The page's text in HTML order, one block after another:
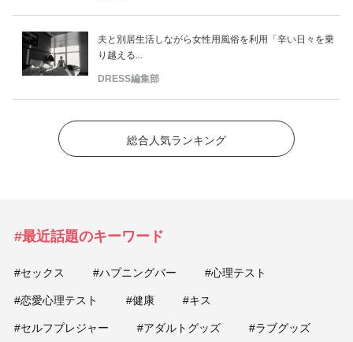
夫と別居生活しながら女性用風俗を利用「辛い日々を乗
り越える...
DRESS編集部
総合人気ランキング
#最近話題のキーワード
#セックス #ハプニングバー #心理テスト
#恋愛心理テスト #健康 #キス
#セルフプレジャー #アダルトグッズ #ラブグッズ